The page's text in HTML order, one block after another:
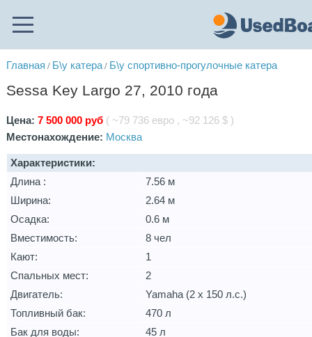
Главная / Б\у катера/ Б\у спортивно-прогулочные катера
Sessa Key Largo 27, 2010 года
Цена:7 500 000 руб ( ~79 736 евро , ~92 126 $ )
Местонахождение: Москва
Характеристики:
Длина :
7.56 м
Ширина:
2.64 м
Осадка:
0.6 м
Вместимость:
8 чел
Кают:
1
Спальных мест:
2
Двигатель:
Yamaha (2 х 150 л.с.)
Топливный бак:
470 л
Бак для воды:
45 л